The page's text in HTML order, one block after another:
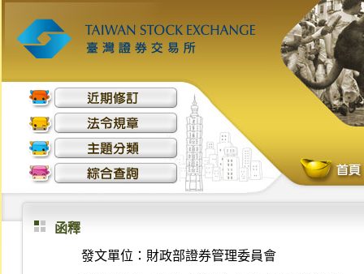
函釋
發文單位： 財政部證券管理委員會